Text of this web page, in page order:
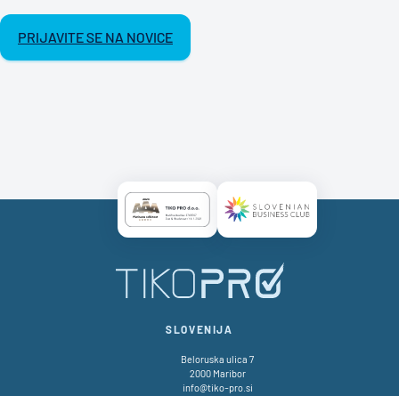
PRIJAVITE SE NA NOVICE
Certificate AAA LogoCertificate SBC Logo
SLOVENIJA
Beloruska ulica 7
2000 Maribor
info@tiko-pro.si